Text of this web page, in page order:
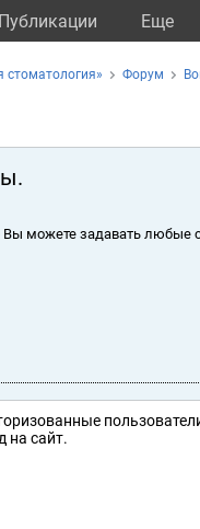
Публикации Eще
стоматология» Форум
Вы можете задавать любые
на сайт.